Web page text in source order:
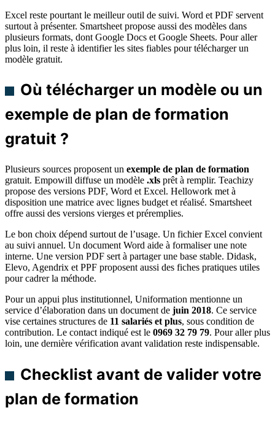
Excel reste pourtant le meilleur outil de suivi. Word et PDF servent
surtout à présenter. Smartsheet propose aussi des modèles dans
plusieurs formats, dont Google Docs et Google Sheets. Pour aller
plus loin, il reste à identifier les sites fiables pour télécharger un
modèle gratuit.
Où télécharger un modèle ou un
exemple de plan de formation
gratuit ?
Plusieurs sources proposent un exemple de plan de formation
gratuit. Empowill diffuse un modèle .xls prêt à remplir. Teachizy
propose des versions PDF, Word et Excel. Hellowork met à
disposition une matrice avec lignes budget et réalisé. Smartsheet
offre aussi des versions vierges et préremplies.
Le bon choix dépend surtout de l’usage. Un fichier Excel convient
au suivi annuel. Un document Word aide à formaliser une note
interne. Une version PDF sert à partager une base stable. Didask,
Elevo, Agendrix et PPF proposent aussi des fiches pratiques utiles
pour cadrer la méthode.
Pour un appui plus institutionnel, Uniformation mentionne un
service d’élaboration dans un document de juin 2018. Ce service
vise certaines structures de 11 salariés et plus, sous condition de
contribution. Le contact indiqué est le 0969 32 79 79. Pour aller plus
loin, une dernière vérification avant validation reste indispensable.
Checklist avant de valider votre
plan de formation